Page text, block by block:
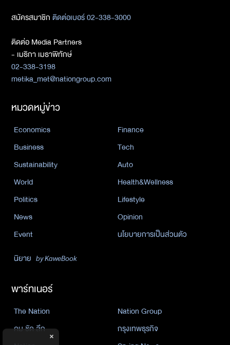
สมัครสมาชิกติดต่อเบอร์ 02-338-3000
ติดต่อ Media Partners
- เมธิกา เมธาพิทักษ์
02-338-3198
metika_met@nationgroup.com
หมวดหมู่ข่าว
Economics
Finance
Business
Tech
Sustainability
Auto
World
Health&Wellness
Politics
Lifestyle
News
Opinion
Event
นโยบายการเป็นส่วนตัว
นิยาย by KaweBook
พาร์ทเนอร์
The Nation
Nation Group
คม ชัด ลึก
กรุงเทพธุรกิจ
×